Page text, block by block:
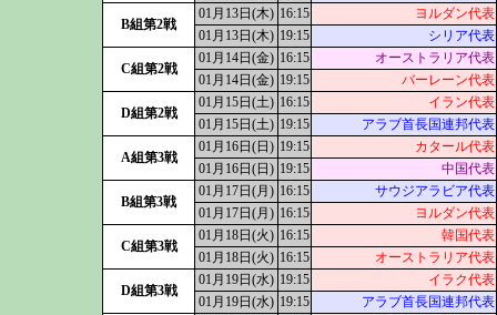
B組第2戦
01月13日(木) 16:15
ヨルダン代表
01月13日(木) 19:15 シリア代表
C組第2戦
01月14日(金) 16:15
オーストラリア代表
01月14日(金) 19:15 バーレーン代表
D組第2戦
01月15日(土) 16:15
イラン代表
01月15日(土) 19:15 アラブ首長国連邦代表
A組第3戦
01月16日(日) 19:15
カタール代表
01月16日(日) 19:15 中国代表
B組第3戦
01月17日(月) 16:15
サウジアラビア代表
01月17日(月) 16:15 ヨルダン代表
C組第3戦
01月18日(火) 16:15
韓国代表
01月18日(火) 16:15 オーストラリア代表
D組第3戦
01月19日(水) 19:15
イラク代表
01月19日(水) 19:15 アラブ首長国連邦代表